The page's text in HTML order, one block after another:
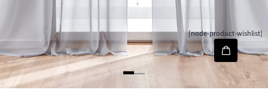
[node-product-wishlist]